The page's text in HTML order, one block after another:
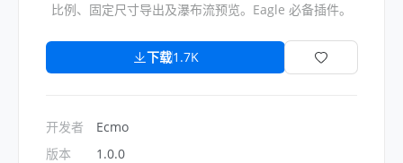
比例、固定尺寸导出及瀑布流预览。Eagle 必备插件。
下载1.7K
开发者
版本
Ecmo
1.0.0